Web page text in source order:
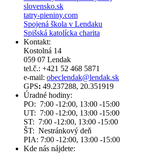
slovensko.sk
tatry-pieniny.com
Spojená škola v Lendaku
Spišská katolícka charita
Kontakt:
Kostolná 14
059 07 Lendak
tel.č.: +421 52 468 5871
e-mail: obeclendak@lendak.sk
GPS: 49.237288, 20.351919
Úradné hodiny:
PO: 7:00 -12:00, 13:00 -15:00
UT: 7:00 -12:00, 13:00 -15:00
ST: 7:00 -12:00, 13:00 -15:00
ŠT: Nestránkový deň
PIA: 7:00 -12:00, 13:00 -15:00
Kde nás nájdete: